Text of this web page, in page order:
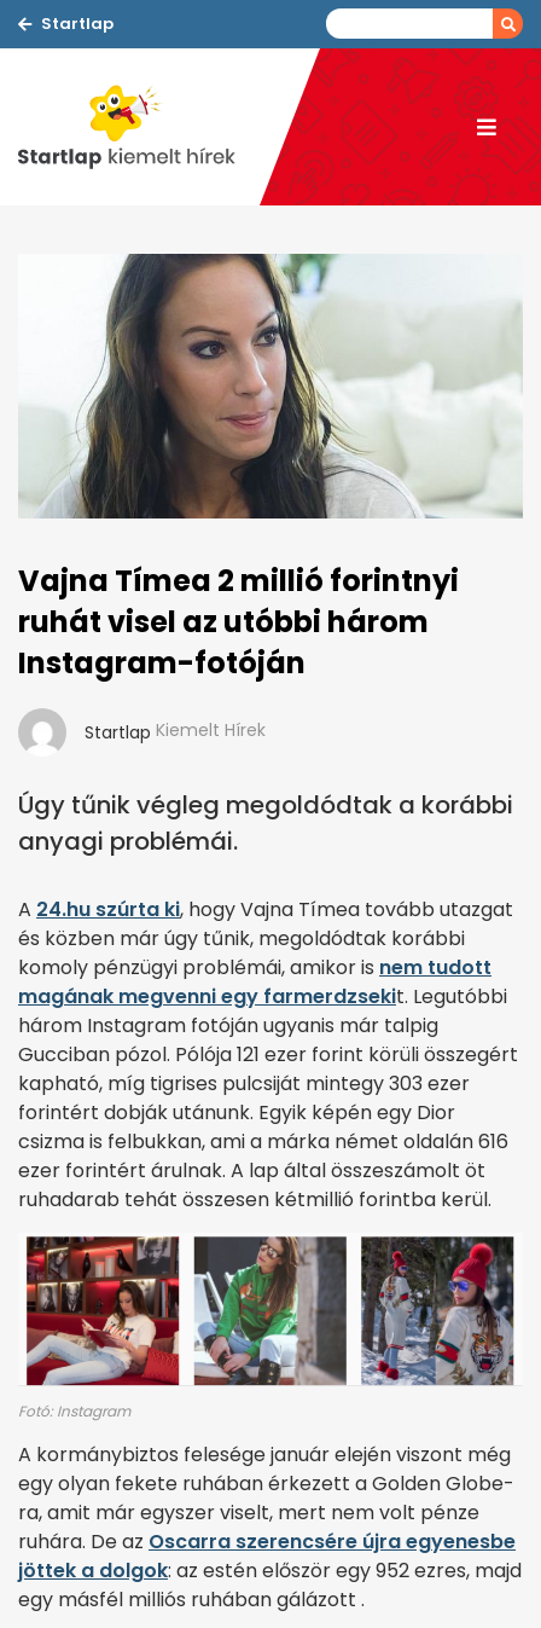
Startlap
Vajna Tímea 2 millió forintnyi
ruhát visel az utóbbi három
Instagram-fotóján
Startlap Kiemelt Hírek
Úgy tűnik végleg megoldódtak a korábbi
anyagi problémái.
A 24.hu szúrta ki, hogy Vajna Tímea tovább utazgat
és közben már úgy tűnik, megoldódtak korábbi
komoly pénzügyi problémái, amikor is nem tudott
magának megvenni egy farmerdzsekit. Legutóbbi
három Instagram fotóján ugyanis már talpig
Gucciban pózol. Pólója 121 ezer forint körüli összegért
kapható, míg tigrises pulcsiját mintegy 303 ezer
forintért dobják utánunk. Egyik képén egy Dior
csizma is felbukkan, ami a márka német oldalán 616
ezer forintért árulnak. A lap által összeszámolt öt
ruhadarab tehát összesen kétmillió forintba kerül.
Fotó: Instagram
A kormánybiztos felesége január elején viszont még
egy olyan fekete ruhában érkezett a Golden Globe-
ra, amit már egyszer viselt, mert nem volt pénze
ruhára. De az Oscarra szerencsére újra egyenesbe
jöttek a dolgok: az estén először egy 952 ezres, majd
egy másfél milliós ruhában gálázott .